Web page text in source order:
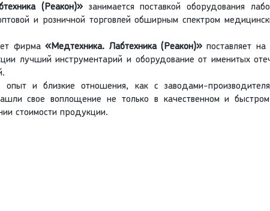
(Реакон)»занимается поставкой оборудования
и розничной торговлей обширным спектром
фирма«Медтехника. Лабтехника (Реакон)»поставляет на
лучший инструментарий и оборудование от именитых
опыт и близкие отношения, как с заводами-
свое воплощение не только в качественном и
стоимости продукции.